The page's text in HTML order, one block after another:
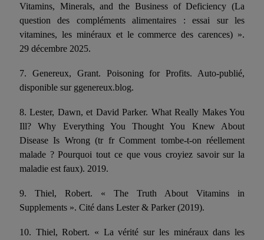
Vitamins, Minerals, and the Business of Deficiency (La
question des compléments alimentaires : essai sur les
vitamines, les minéraux et le commerce des carences) ».
29 décembre 2025.
7. Genereux, Grant. Poisoning for Profits. Auto-publié,
disponible sur ggenereux.blog.
8. Lester, Dawn, et David Parker. What Really Makes You
Ill? Why Everything You Thought You Knew About
Disease Is Wrong (tr fr Comment tombe-t-on réellement
malade ? Pourquoi tout ce que vous croyiez savoir sur la
maladie est faux). 2019.
9. Thiel, Robert. « The Truth About Vitamins in
Supplements ». Cité dans Lester & Parker (2019).
10. Thiel, Robert. « La vérité sur les minéraux dans les